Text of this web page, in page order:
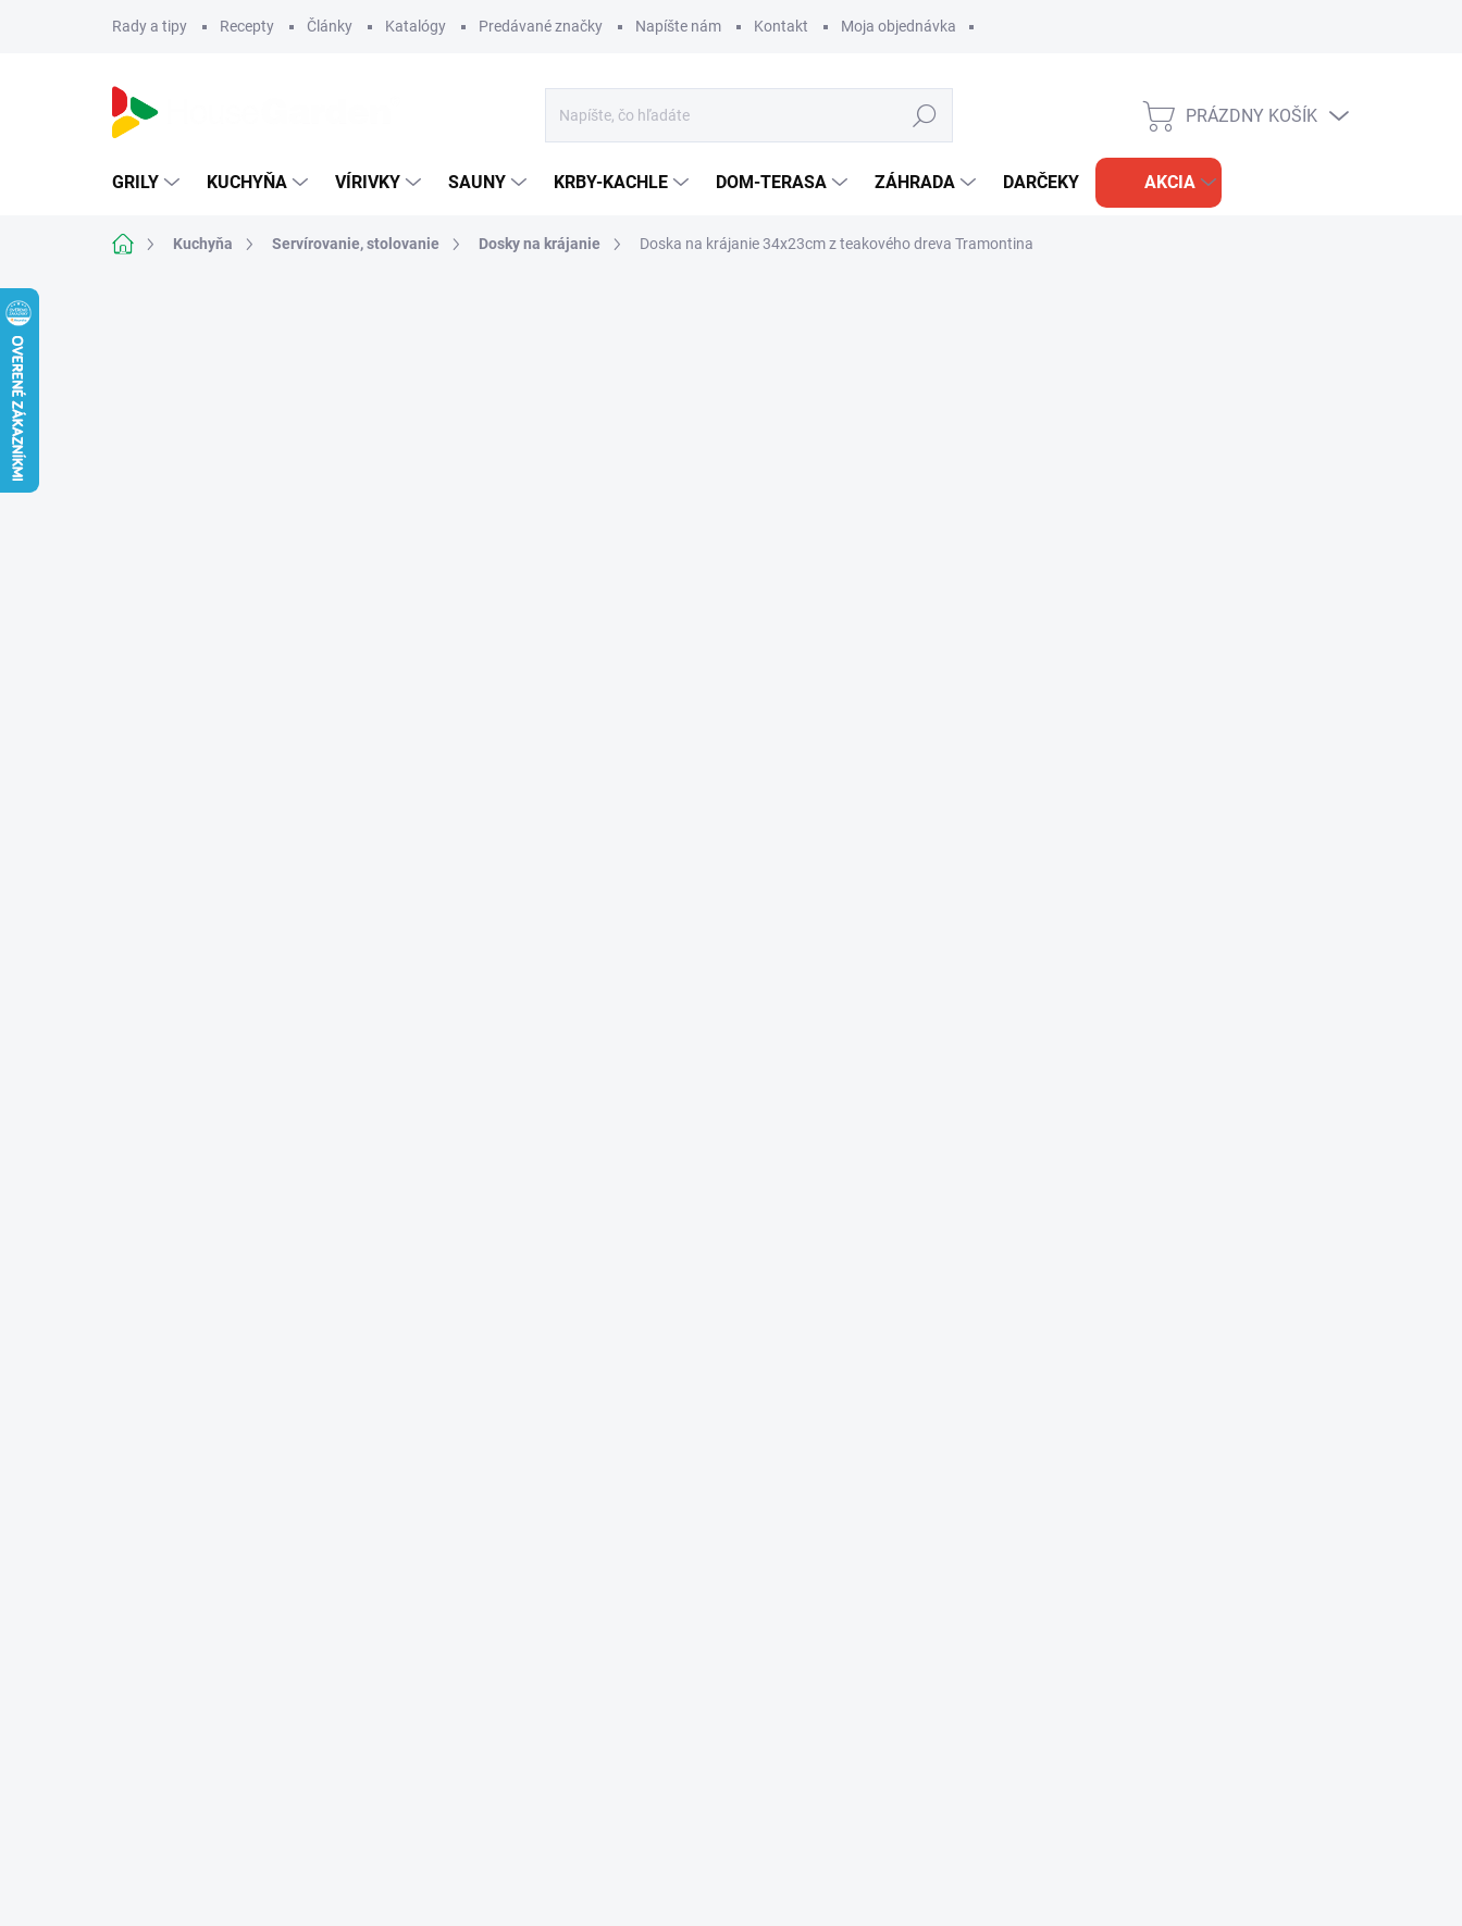
Rady a tipy Recepty Články Katalógy Predávané značky Napíšte nám Kontakt Moja objednávka
Hľadať
NÁKUPNÝ
PRÁZDNY KOŠÍK
GRILY KUCHYŇA VÍRIVKY SAUNY KRBY-KACHLE DOM-TERASA ZÁHRADA DARČEKY AKCIA
DomovKuchyňa Servírovanie, stolovanie Dosky na krájanie Doska na krájanie 34x23cm z teakového dreva Tramontina